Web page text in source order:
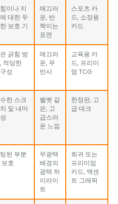
이나 지
대한 우
보호 기
매끄러
운, 반
짝이는
표면
스포츠 카
드, 소장용
카드
긁힘 방
적당한
성
매끄러
운, 무
반사
교육용 카
드, 프리미
엄 TCG
한 스크
및 내마
벨벳 같
은, 고
급스러
운 느낌
한정판, 고
급 데크
된 부분
보호
무광택
배경의
광택 하
이라이
트
희귀 또는
프리미엄
카드, 액센
트 그래픽